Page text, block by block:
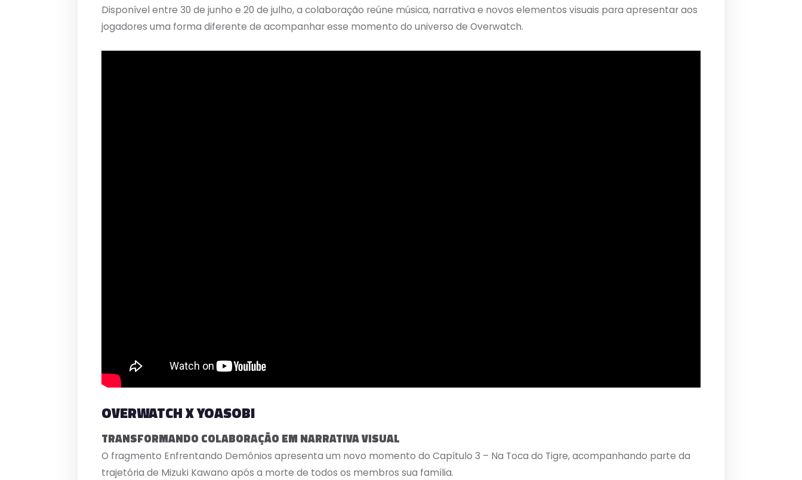
Disponível entre 30 de junho e 20 de julho, a colaboração reúne música, narrativa e novos elementos visuais para apresentar aos
jogadores uma forma diferente de acompanhar esse momento do universo de Overwatch.
OVERWATCH X YOASOBI
TRANSFORMANDO COLABORAÇÃO EM NARRATIVA VISUAL
O fragmento Enfrentando Demônios apresenta um novo momento do Capítulo 3 – Na Toca do Tigre, acompanhando parte da
trajetória de Mizuki Kawano após a morte de todos os membros sua família.